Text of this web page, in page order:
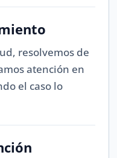
resolvemos de
atención en
el caso lo